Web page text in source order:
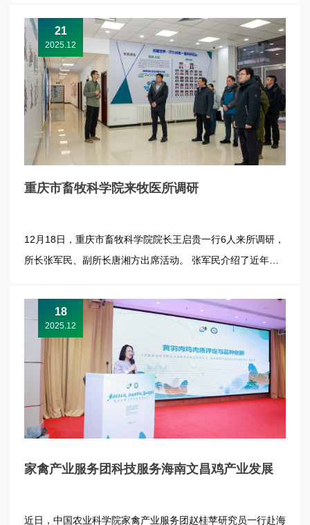
所创新发展的重要战略环节。一是不断加强知识产权管理制度
体系建设，2020年入选科技部等9部门职务科技成果所有权或
长期使用权试...
21
2025.12
重庆市畜牧科学院来牧医所调研
12月18日，重庆市畜牧科学院院长王启贵一行6人来所调研，
所长张军民、副所长唐湘方出席活动。 张军民介绍了近年来
业服务、内部管理体制机制改革等方面的做法，回顾了双方合
作取得的成果。双方一致表示，将进一步认真总结合作经验，
针对当前畜牧行业...
18
2025.12
家禽产业服务团科技服务海南文昌鸡产业发展
近日，中国农业科学院家禽产业服务团赵桂苹研究员一行赴海